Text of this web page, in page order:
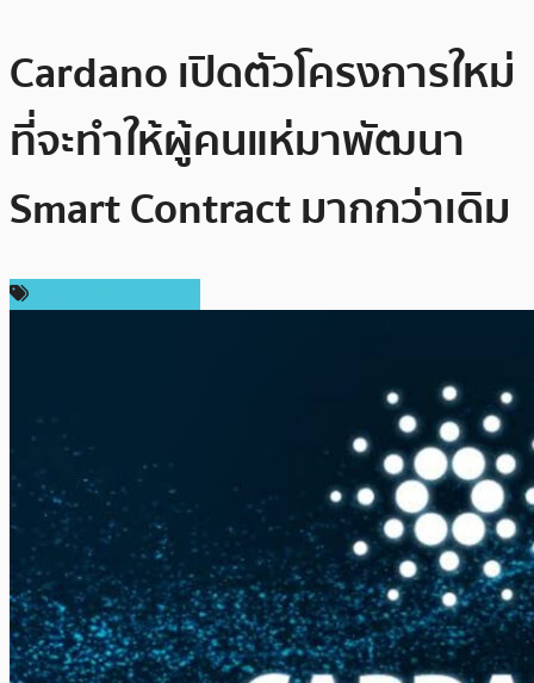
Cardano เปิดตัวโครงการใหม่
ที่จะทำให้ผู้คนแห่มาพัฒนา
Smart Contract มากกว่าเดิม